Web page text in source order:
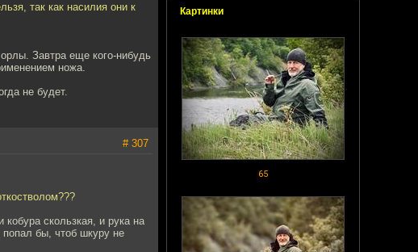
Картинки
65
так как насилия они к
Завтра еще кого-нибудь
ножа.
не будет.
# 307
скользкая, и рука на
бы, чтоб шкуру не